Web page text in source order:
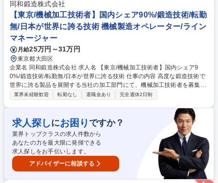
術者が丁寧に指導するので、未経験から「日本が世界に誇る技術」の職人
になることが可能。【鍛造とは】金属を高温で熱し、熱されて赤くなった
金属を叩くことで強度を与える技術です。(変更の範囲：当社が定める業
務) 募集職種 未経験可★【東京/鍛造工】日本が世界に誇る匠レベルの職人
へ/平均残業5h
同和鍛造株式会社
【東京/機械加工技術者】国内シェア90%/鍛造技術/転勤
無/日本が世界に誇る技術 機械製造オペレーター/ライン
マネージャー
月給25万円～31万円
東京都大田区
企業名 同和鍛造株式会社 求人名 【東京/機械加工技術者】国内シェア9
0%/鍛造技術/転勤無/日本が世界に誇る技術 仕事の内容 高度な鍛造技術で
世界に誇る製品を展開する当社の加工部門にて、機械加工技術者を募集。
主に横中ぐり盤でのフォークリフトのツメ加工や、汎用旋盤での高合金の
械加工 ■汎用旋盤による高合金の加工業務 ■図面の読み取りおよび加工段
取り ■加工後の寸法検査・品質確認 ※ご経験に応じた業務をお任せしま
す。 【仕事の魅力】大型フォークリフト用爪で国内シェア90％。扱う企
業が限られる希少な鍛造技術を駆使し、世界中の産業や人々の生活を支え
る製品づくりに携われる、社会貢献性の高い環境。 募集職種 【東京/機械
加工技術者】国内シェア90%/鍛造技術/転勤無/日本が世界に誇る技術
業界未経験歓迎 転勤なし 退職金あり 完全週休2日制
求人探しにお困り ですか？
業界トップクラスの求人件数から
あなたの力を最大限に発揮できる
求人探しをお手伝いします。
アドバイザーに相談する